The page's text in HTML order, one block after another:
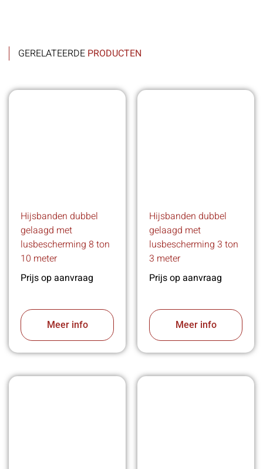
GERELATEERDE PRODUCTEN
Hijsbanden dubbel
gelaagd met
lusbescherming 8 ton
10 meter
Prijs op aanvraag
Meer info
Hijsbanden dubbel
gelaagd met
lusbescherming 3 ton
3 meter
Prijs op aanvraag
Meer info